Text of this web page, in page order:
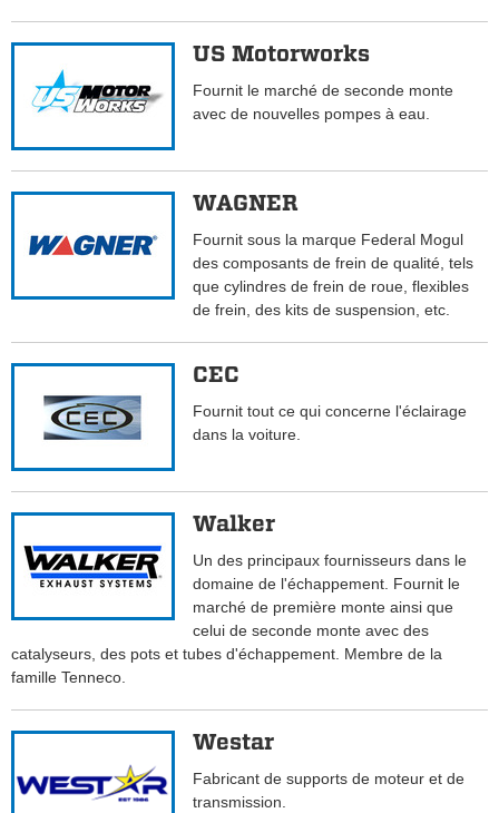
US Motorworks
Fournit le marché de seconde monte
avec de nouvelles pompes à eau.
WAGNER
Fournit sous la marque Federal Mogul
des composants de frein de qualité, tels
que cylindres de frein de roue, flexibles
de frein, des kits de suspension, etc.
CEC
Fournit tout ce qui concerne l'éclairage
dans la voiture.
Walker
Un des principaux fournisseurs dans le
domaine de l'échappement. Fournit le
marché de première monte ainsi que
celui de seconde monte avec des
catalyseurs, des pots et tubes d'échappement. Membre de la
famille Tenneco.
Westar
Fabricant de supports de moteur et de
transmission.